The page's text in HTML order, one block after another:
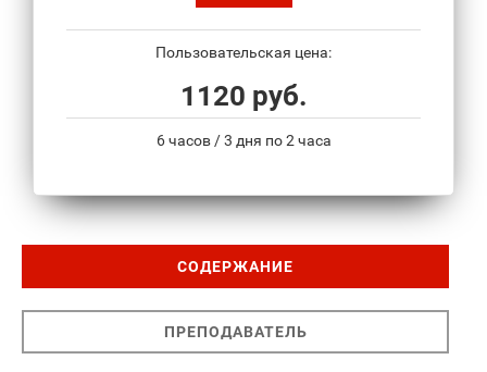
Пользовательская цена:
1120 руб.
6 часов / 3 дня по 2 часа
СОДЕРЖАНИЕ
ПРЕПОДАВАТЕЛЬ